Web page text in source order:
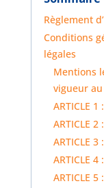
Règlement
Conditions
légales
Mentions
vigueur
ARTICLE 1
ARTICLE 2
ARTICLE
ARTICLE
ARTICLE 5